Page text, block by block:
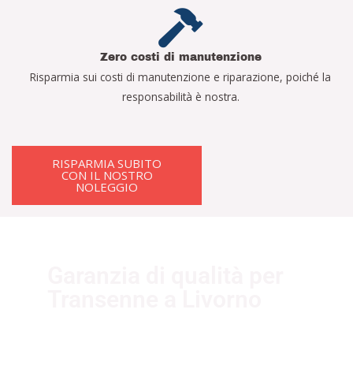
Zero costi di manutenzione
Risparmia sui costi di manutenzione e riparazione, poiché la
responsabilità è nostra.
RISPARMIA SUBITO
CON IL NOSTRO
NOLEGGIO